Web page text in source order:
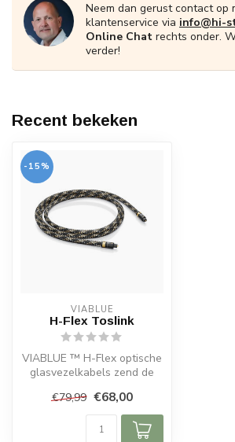
Neem dan gerust contact op
klantenservice via info@hi-
Online Chat rechts onder.
verder!
Recent bekeken
-15%
VIABLUE
H-Flex Toslink
VIABLUE ™ H-Flex optische
glasvezelkabels zend de
€79,99 €68,00